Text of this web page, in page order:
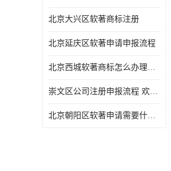
北京大兴区软著商标注册
北京延庆区软著申请申报流程
北京西城软著商标怎么办理流程 欢迎电话咨询
崇文区公司注册申报流程 欢迎电话咨询
北京朝阳区软著申请需要什么条件 欢迎电话咨询